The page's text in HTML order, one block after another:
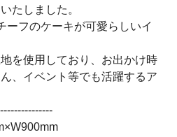
たしました。
ーフのケーキが可愛らしいイ
を使用しており、お出かけ時
、イベント等でも活躍するア